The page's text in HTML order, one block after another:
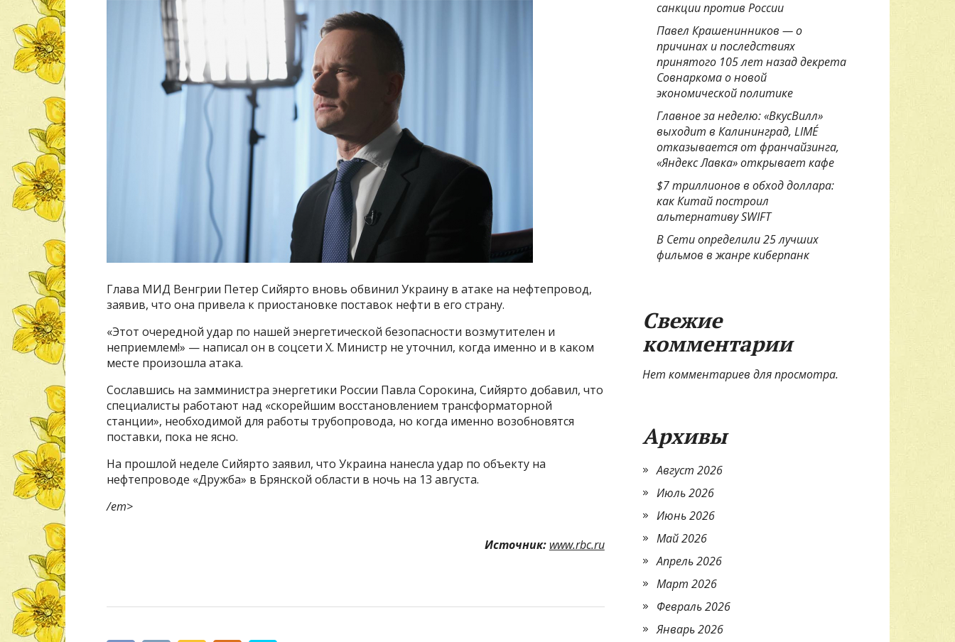
Глава МИД Венгрии Петер Сийярто вновь обвинил Украину в атаке на нефтепровод,
заявив, что она привела к приостановке поставок нефти в его страну.
«Этот очередной удар по нашей энергетической безопасности возмутителен и
неприемлем!» — написал он в соцсети X. Министр не уточнил, когда именно и в каком
месте произошла атака.
Сославшись на замминистра энергетики России Павла Сорокина, Сийярто добавил, что
специалисты работают над «скорейшим восстановлением трансформаторной
станции», необходимой для работы трубопровода, но когда именно возобновятся
поставки, пока не ясно.
На прошлой неделе Сийярто заявил, что Украина нанесла удар по объекту на
нефтепроводе «Дружба» в Брянской области в ночь на 13 августа.
/em>
Источник: www.rbc.ru
санкции против России
Павел Крашенинников — о
причинах и последствиях
принятого 105 лет назад декрета
Совнаркома о новой
экономической политике
Главное за неделю: «ВкусВилл»
выходит в Калининград, LIMÉ
отказывается от франчайзинга,
«Яндекс Лавка» открывает кафе
$7 триллионов в обход доллара:
как Китай построил
альтернативу SWIFT
В Сети определили 25 лучших
фильмов в жанре киберпанк
Свежие
комментарии
Нет комментариев для просмотра.
Архивы
Август 2026
Июль 2026
Июнь 2026
Май 2026
Апрель 2026
Март 2026
Февраль 2026
Январь 2026